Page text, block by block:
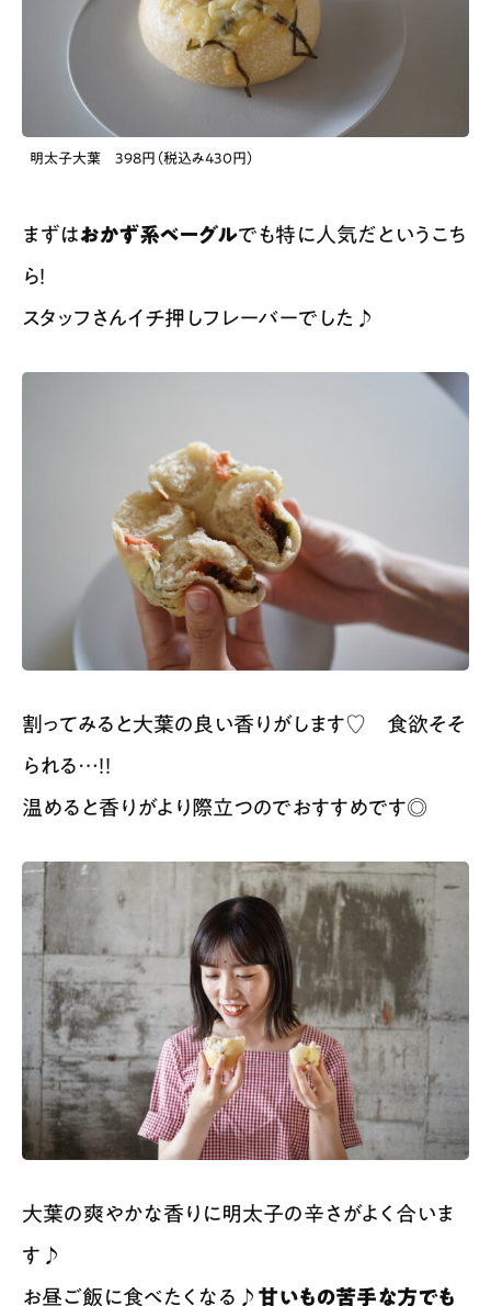
明太子大葉 398円（税込み430円）
まずはおかず系ベーグルでも特に人気だというこち
ら！
スタッフさんイチ押しフレーバーでした♪
割ってみると大葉の良い香りがします♡ 食欲そそ
られる…！！
温めると香りがより際立つのでおすすめです◎
大葉の爽やかな香りに明太子の辛さがよく合いま
す♪
お昼ご飯に食べたくなる♪ 甘いもの苦手な方でも